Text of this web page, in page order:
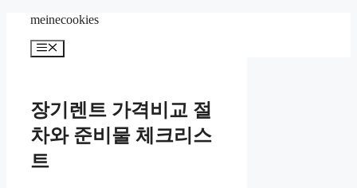
meinecookies
메
장기렌트 가격비교 절
차와 준비물 체크리스
트